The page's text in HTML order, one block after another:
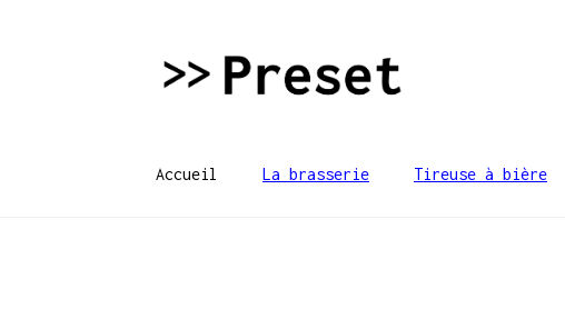
Aller
à
Aller
au
Accueil La brasserie Tireuse à bière